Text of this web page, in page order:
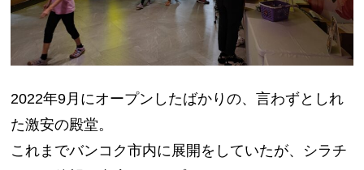
2022年9月にオープンしたばかりの、言わずとしれ
た激安の殿堂。
これまでバンコク市内に展開をしていたが、シラチ